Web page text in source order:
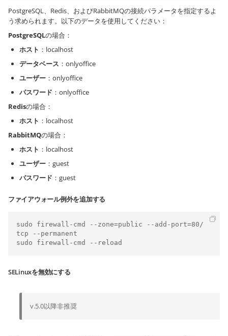
PostgreSQL、Redis、およびRabbitMQの接続パラメータを指定するよ
う求められます。以下のデータを使用してください：
PostgreSQLの場合：
ホスト ：localhost
データベース ：onlyoffice
ユーザー ：onlyoffice
パスワード ：onlyoffice
Redisの場合：
ホスト ：localhost
RabbitMQの場合：
ホスト ：localhost
ユーザー ：guest
パスワード ：guest
ファイアウォール例外を追加する
sudo firewall-cmd --zone=public --add-port=80/
tcp --permanent
sudo firewall-cmd --reload
SELinuxを無効にする
v.5.0以降非推奨